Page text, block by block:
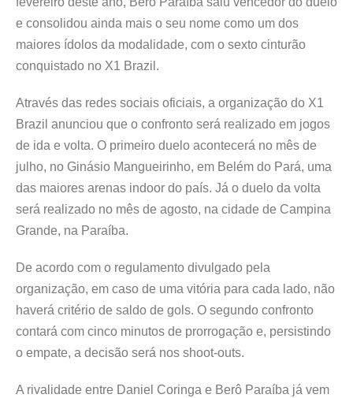
e consolidou ainda mais o seu nome como um dos
maiores ídolos da modalidade, com o sexto cinturão
conquistado no X1 Brazil.
Através das redes sociais oficiais, a organização do X1
Brazil anunciou que o confronto será realizado em jogos
de ida e volta. O primeiro duelo acontecerá no mês de
julho, no Ginásio Mangueirinho, em Belém do Pará, uma
das maiores arenas indoor do país. Já o duelo da volta
será realizado no mês de agosto, na cidade de Campina
Grande, na Paraíba.
De acordo com o regulamento divulgado pela
organização, em caso de uma vitória para cada lado, não
haverá critério de saldo de gols. O segundo confronto
contará com cinco minutos de prorrogação e, persistindo
o empate, a decisão será nos shoot-outs.
A rivalidade entre Daniel Coringa e Berô Paraíba já vem